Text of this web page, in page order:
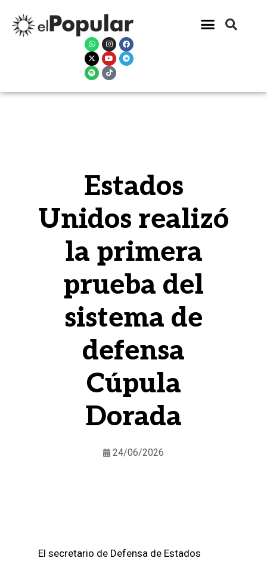
Estados
Unidos realizó
la primera
prueba del
sistema de
defensa
Cúpula
Dorada
24/06/2026
El secretario de Defensa de Estados